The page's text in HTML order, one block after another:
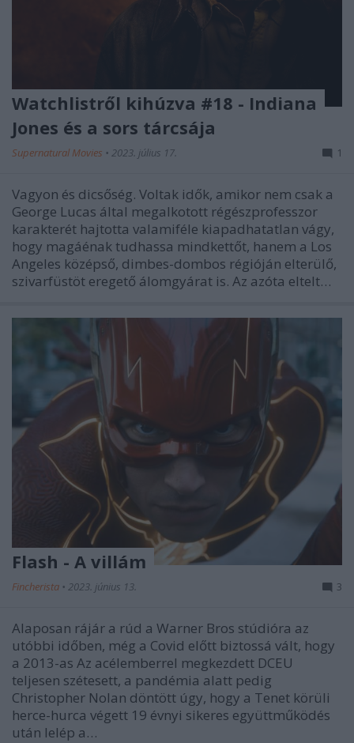
Watchlistről kihúzva #18 - Indiana
Jones és a sors tárcsája
Supernatural Movies • 2023. július 17. 1
Vagyon és dicsőség. Voltak idők, amikor nem csak a
George Lucas által megalkotott régészprofesszor
karakterét hajtotta valamiféle kiapadhatatlan vágy,
hogy magáénak tudhassa mindkettőt, hanem a Los
Angeles középső, dimbes-dombos régióján elterülő,
szivarfüstöt eregető álomgyárat is. Az azóta eltelt…
Flash - A villám
Fincherista • 2023. június 13. 3
Alaposan rájár a rúd a Warner Bros stúdióra az
utóbbi időben, még a Covid előtt biztossá vált, hogy
a 2013-as Az acélemberrel megkezdett DCEU
teljesen szétesett, a pandémia alatt pedig
Christopher Nolan döntött úgy, hogy a Tenet körüli
herce-hurca végett 19 évnyi sikeres együttműködés
után lelép a…